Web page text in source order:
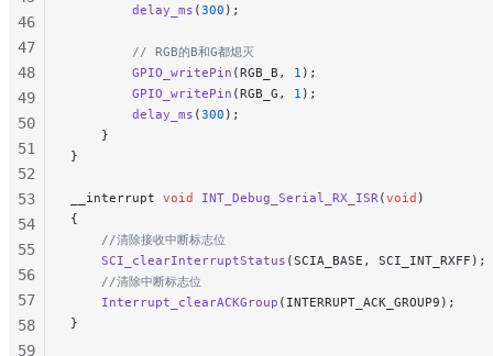
        delay_ms
(300 );
        // RGB的B和G都熄灭
        GPIO_writePin
(RGB_B, 1 );
        GPIO_writePin
(RGB_G, 1 );
        delay_ms
(300 );
    }
}
__interrupt void INT_Debug_Serial_RX_ISR(void )
{
    //清除接收中断标志位
    SCI_clearInterruptStatus
(SCIA_BASE, SCI_INT_RXFF);
    //清除中断标志位
    Interrupt_clearACKGroup
(INTERRUPT_ACK_GROUP9);
}
46
47
48
49
50
51
52
53
54
55
56
57
58
59